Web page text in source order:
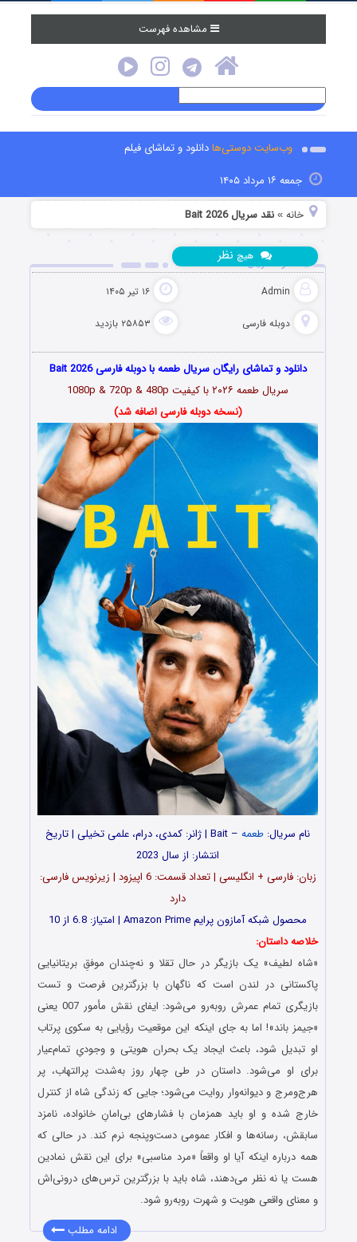
مشاهده فهرست
وب‌سایت دوستی‌هادانلود و تماشای فیلم
جمعه ۱۶ مرداد ۱۴۰۵
خانه »نقد سریال Bait 2026
دانلود سریال طعمه Bait 2026
Admin ۱۶ تیر ۱۴۰۵
دوبله فارسی ۲۵۸۵۳ بازدید
هیچ نظر
دانلود و تماشای رایگان سریال طعمه با دوبله فارسی Bait 2026
سریال طعمه ۲۰۲۶ با کیفیت 1080p & 720p & 480p
(نسخه دوبله فارسی اضافه شد)
نام سریال: طعمه
– Bait | ژانر: کمدی، درام، علمی تخیلی | تاریخ
انتشار: از سال 2023
زبان: فارسی + انگلیسی | تعداد قسمت‌‌‌‌: 6 اپیزود | زیرنویس فارسی:
دارد
محصول شبکه آمازون پرایم Amazon Prime | امتیاز: 6.8 از 10
خلاصه داستان:
«شاه لطیف» یک بازیگر در حال تقلا و نه‌چندان موفقِ بریتانیایی
پاکستانی در لندن است که ناگهان با بزرگترین فرصت و تست
بازیگری تمام عمرش روبه‌رو می‌شود: ایفای نقش مأمور 007 یعنی
«جیمز باند»! اما به جای اینکه این موقعیت رؤیایی به سکوی پرتاب
او تبدیل شود، باعث ایجاد یک بحران هویتی و وجودیِ تمام‌عیار
برای او می‌شود. داستان در طی چهار روز به‌شدت پرالتهاب، پر
هرج‌ومرج و دیوانه‌وار روایت می‌شود؛ جایی که زندگی شاه از کنترل
خارج شده و او باید همزمان با فشارهای بی‌امانِ خانواده، نامزد
سابقش، رسانه‌ها و افکار عمومی دست‌وپنجه نرم کند. در حالی که
همه درباره اینکه آیا او واقعاً «مرد مناسبی» برای این نقش نمادین
هست یا نه نظر می‌دهند، شاه باید با بزرگترین ترس‌های درونی‌اش
و معنای واقعی هویت و شهرت روبه‌رو شود.
ادامه مطلب